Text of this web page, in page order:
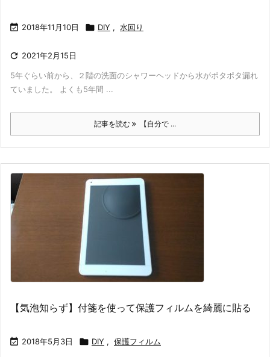
 2018年11月10日  DIY , 水回り
 2021年2月15日
5年ぐらい前から、２階の洗面のシャワーヘッドから水がポタポタ漏れ
ていました。 よくも5年間 ...
記事を読む 【自分で ...
【気泡知らず】付箋を使って保護フィルムを綺麗に貼る
 2018年5月3日  DIY , 保護フィルム